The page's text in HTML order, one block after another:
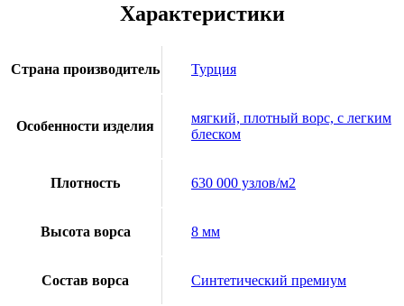
Характеристики
Страна производитель Турция
Особенности изделия
мягкий, плотный ворс, с легким
блеском
Плотность 630 000 узлов/м2
Высота ворса 8 мм
Состав ворса Синтетический премиум